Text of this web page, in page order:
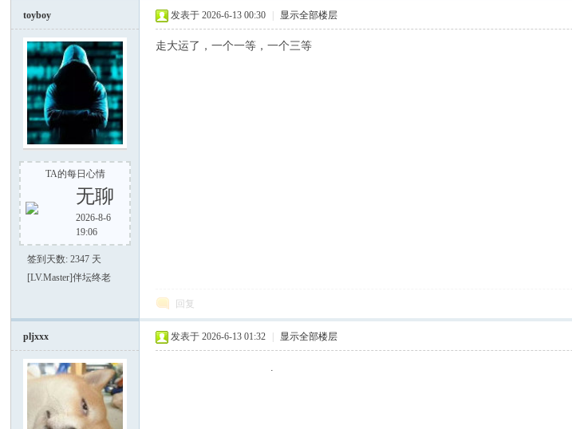
toyboy
TA的每日心情
无聊
2026-8-6
19:06
签到天数: 2347 天
[LV.Master]伴坛终老
发表于 2026-6-13 00:30 显示全部楼层
走大运了，一个一等，一个三等
回复
pljxxx 发表于 2026-6-13 01:32 显示全部楼层
.